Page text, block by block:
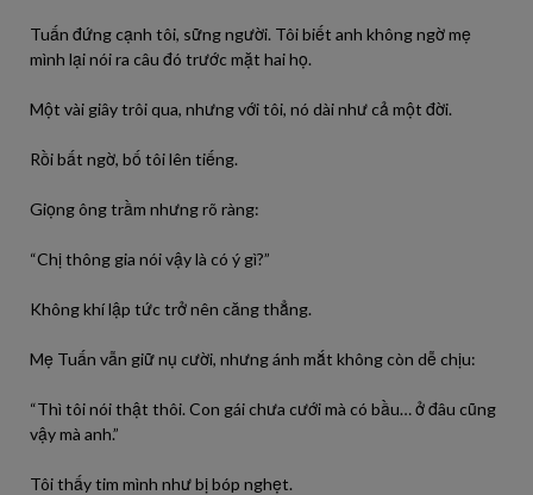
Tuấn đứng cạnh tôi, sững người. Tôi biết anh không ngờ mẹ
mình lại nói ra câu đó trước mặt hai họ.
Một vài giây trôi qua, nhưng với tôi, nó dài như cả một đời.
Rồi bất ngờ, bố tôi lên tiếng.
Giọng ông trầm nhưng rõ ràng:
“Chị thông gia nói vậy là có ý gì?”
Không khí lập tức trở nên căng thẳng.
Mẹ Tuấn vẫn giữ nụ cười, nhưng ánh mắt không còn dễ chịu:
“Thì tôi nói thật thôi. Con gái chưa cưới mà có bầu… ở đâu cũng
vậy mà anh.”
Tôi thấy tim mình như bị bóp nghẹt.